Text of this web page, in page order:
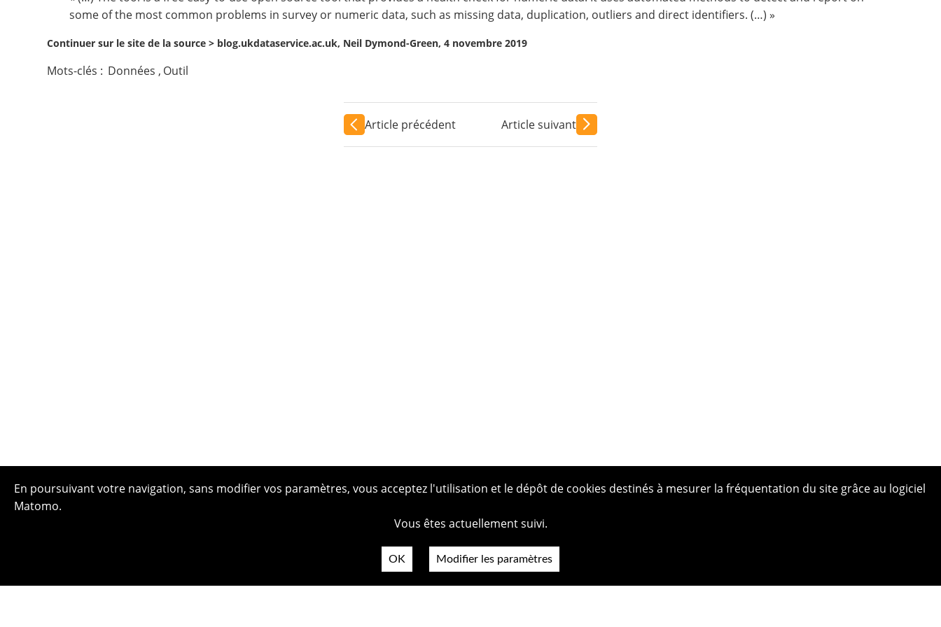
Nous suivre
some of the most common problems in survey or numeric data, such as missing data, duplication, outliers and direct identifiers. (…) »
Continuer sur le site de la source > blog.ukdataservice.ac.uk, Neil Dymond-Green, 4 novembre 2019
Mots-clés : Données , Outil
Article précédent Article suivant
En poursuivant votre navigation, sans modifier vos paramètres, vous acceptez l'utilisation et le dépôt de cookies destinés à mesurer la fréquentation du site grâce au logiciel
Matomo.
Vous êtes actuellement suivi.
OK Modifier les paramètres